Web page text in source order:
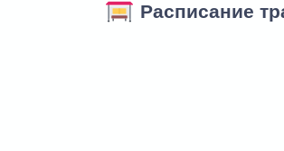
Расписание